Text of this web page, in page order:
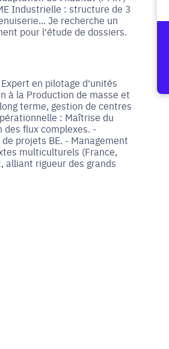
Industrielle : structure de 3
Je recherche un
pour l'étude de dossiers.
en pilotage d'unités
à la Production de masse et
terme, gestion de centres
: Maîtrise du
des flux complexes. -
projets BE. - Management
multiculturels (France,
alliant rigueur des grands